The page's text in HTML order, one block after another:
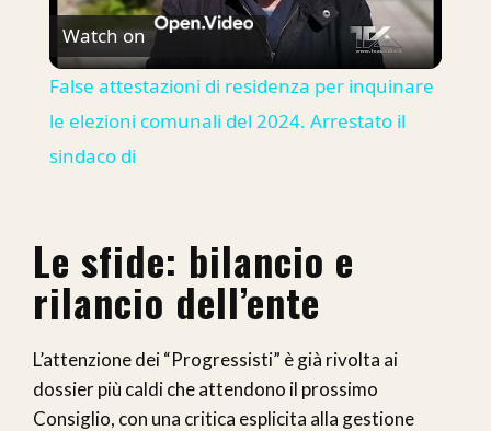
Video
Watch on
False attestazioni di residenza per inquinare
le elezioni comunali del 2024. Arrestato il
sindaco di
Le sfide: bilancio e
rilancio dell’ente
L’attenzione dei “Progressisti” è già rivolta ai
dossier più caldi che attendono il prossimo
Consiglio, con una critica esplicita alla gestione